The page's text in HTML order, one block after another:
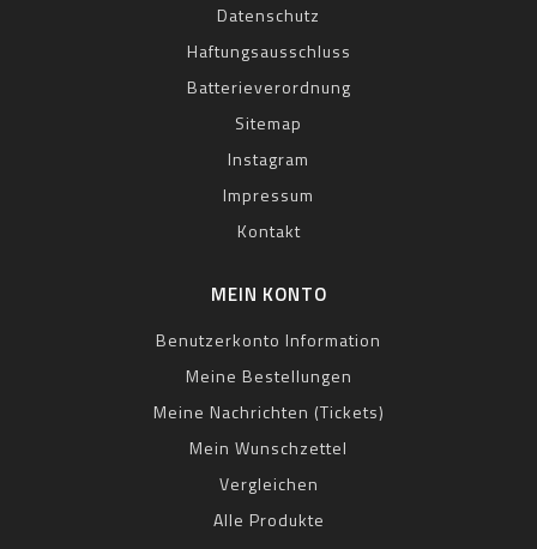
Datenschutz
Haftungsausschluss
Batterieverordnung
Sitemap
Instagram
Impressum
Kontakt
MEIN KONTO
Benutzerkonto Information
Meine Bestellungen
Meine Nachrichten (Tickets)
Mein Wunschzettel
Vergleichen
Alle Produkte